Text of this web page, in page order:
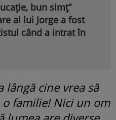
bun simț”
al lui Jorge a fost
când a intrat în
lângă cine vrea să
familie! Nici un om